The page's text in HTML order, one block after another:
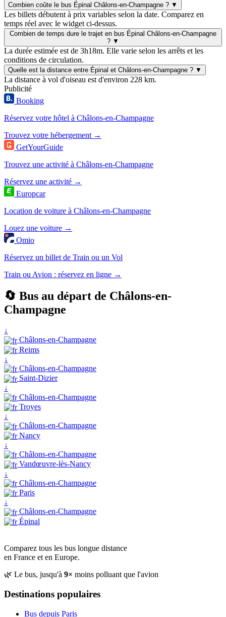
Combien coûte le bus Épinal Châlons-en-Champagne ? ▼
Les billets débutent à prix variables selon la date. Comparez en
temps réel avec le widget ci-dessus.
Combien de temps dure le trajet en bus Épinal Châlons-en-Champagne
? ▼
La durée estimée est de 3h18m. Elle varie selon les arrêts et les
conditions de circulation.
Quelle est la distance entre Épinal et Châlons-en-Champagne ? ▼
La distance à vol d'oiseau est d'environ 228 km.
Publicité
Booking
Réservez votre hôtel à Châlons-en-Champagne
Trouvez votre hébergement →
GetYourGuide
Trouvez une activité à Châlons-en-Champagne
Réservez une activité →
Europcar
Location de voiture à Châlons-en-Champagne
Louez une voiture →
Omio
Réservez un billet de Train ou un Vol
Train ou Avion : réservez en ligne →
🔄 Bus au départ de Châlons-en-
Champagne
↓
Châlons-en-Champagne
Reims
↓
Châlons-en-Champagne
Saint-Dizier
↓
Châlons-en-Champagne
Troyes
↓
Châlons-en-Champagne
Nancy
↓
Châlons-en-Champagne
Vandœuvre-lès-Nancy
↓
Châlons-en-Champagne
Paris
↓
Châlons-en-Champagne
Épinal
Comparez tous les bus longue distance
en France et en Europe.
🌿 Le bus, jusqu'à 9× moins polluant que l'avion
Destinations populaires
Bus depuis Paris